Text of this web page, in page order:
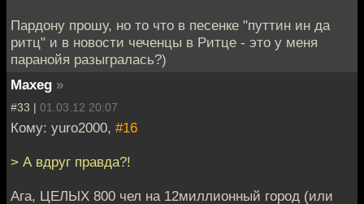
Пардону прошу, но то что в песенке "путтин ин да
ритц" и в новости чеченцы в Ритце - это у меня
паранойя разыгралась?)
Maxeg »
#33 | 01.03.12 20:07
Кому: yuro2000, #16
> А вдруг правда?!
Ага, ЦЕЛЫХ 800 чел на 12миллионный город (или